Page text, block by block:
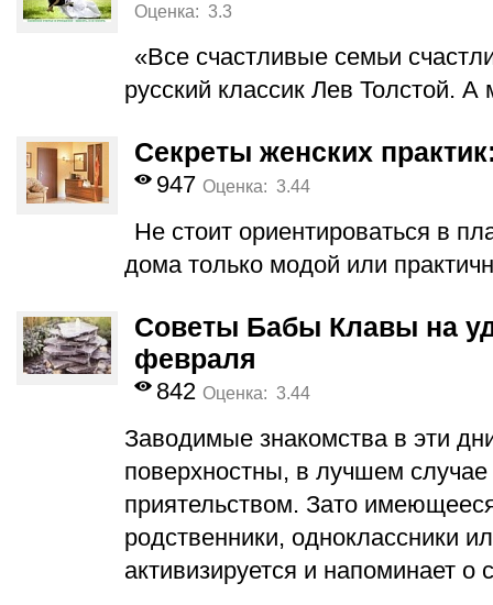
Оценка: 3.3
«Все счастливые семьи
русский классик Лев Толстой.
Секреты женских
947 Оценка: 3.44
Не стоит ориентироваться в
дома только модой или
Советы Бабы Клавы на
февраля
842 Оценка: 3.44
Заводимые знакомства в эти
поверхностны, в лучшем случае
приятельством. Зато
родственники, одноклассники
активизируется и напоминает